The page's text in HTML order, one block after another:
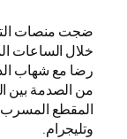
ضجت منصات
خلال الساعات
رضا مع شهاب
من الصدمة بين
المقطع المسرب
وتليجرام.